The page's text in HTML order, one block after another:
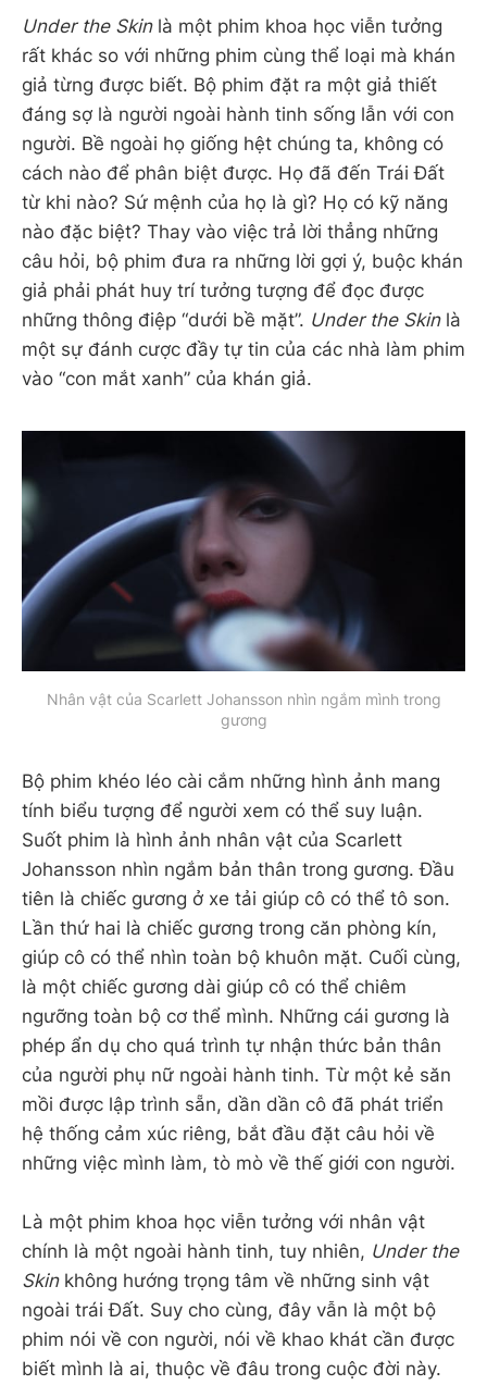
Under the Skinlà một phim khoa học viễn tưởng
rất khác so với những phim cùng thể loại mà khán
giả từng được biết. Bộ phim đặt ra một giả thiết
đáng sợ là người ngoài hành tinh sống lẫn với con
người. Bề ngoài họ giống hệt chúng ta, không có
cách nào để phân biệt được. Họ đã đến Trái Đất
từ khi nào? Sứ mệnh của họ là gì? Họ có kỹ năng
nào đặc biệt? Thay vào việc trả lời thẳng những
câu hỏi, bộ phim đưa ra những lời gợi ý, buộc khán
giả phải phát huy trí tưởng tượng để đọc được
những thông điệp “dưới bề mặt”. Under the Skinlà
một sự đánh cược đầy tự tin của các nhà làm phim
vào “con mắt xanh” của khán giả.
Nhân vật của Scarlett Johansson nhìn ngắm mình trong
gương
Bộ phim khéo léo cài cắm những hình ảnh mang
tính biểu tượng để người xem có thể suy luận.
Suốt phim là hình ảnh nhân vật của Scarlett
Johansson nhìn ngắm bản thân trong gương. Đầu
tiên là chiếc gương ở xe tải giúp cô có thể tô son.
Lần thứ hai là chiếc gương trong căn phòng kín,
giúp cô có thể nhìn toàn bộ khuôn mặt. Cuối cùng,
là một chiếc gương dài giúp cô có thể chiêm
ngưỡng toàn bộ cơ thể mình. Những cái gương là
phép ẩn dụ cho quá trình tự nhận thức bản thân
của người phụ nữ ngoài hành tinh. Từ một kẻ săn
mồi được lập trình sẵn, dần dần cô đã phát triển
hệ thống cảm xúc riêng, bắt đầu đặt câu hỏi về
những việc mình làm, tò mò về thế giới con người.
Là một phim khoa học viễn tưởng với nhân vật
chính là một ngoài hành tinh, tuy nhiên, Under the
Skinkhông hướng trọng tâm về những sinh vật
ngoài trái Đất. Suy cho cùng, đây vẫn là một bộ
phim nói về con người, nói về khao khát cần được
biết mình là ai, thuộc về đâu trong cuộc đời này.